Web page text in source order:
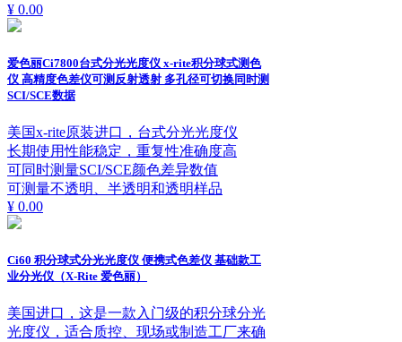
¥ 0.00
爱色丽Ci7800台式分光光度仪 x-rite积分球式测色
仪 高精度色差仪可测反射透射 多孔径可切换同时测
SCI/SCE数据
美国x-rite原装进口，台式分光光度仪
长期使用性能稳定，重复性准确度高
可同时测量SCI/SCE颜色差异数值
可测量不透明、半透明和透明样品
¥ 0.00
Ci60 积分球式分光光度仪 便携式色差仪 基础款工
业分光仪（X-Rite 爱色丽）
美国进口，这是一款入门级的积分球分光
光度仪，适合质控、现场或制造工厂来确